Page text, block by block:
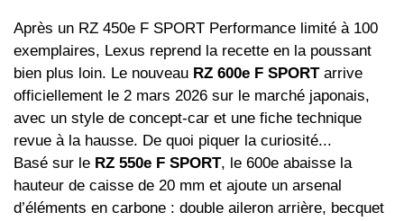
Après un RZ 450e F SPORT Performance limité à 100
exemplaires, Lexus reprend la recette en la poussant
bien plus loin. Le nouveau RZ 600e F SPORTarrive
officiellement le 2 mars 2026 sur le marché japonais,
avec un style de concept-car et une fiche technique
revue à la hausse. De quoi piquer la curiosité...
Basé sur le RZ 550e F SPORT, le 600e abaisse la
hauteur de caisse de 20 mm et ajoute un arsenal
d’éléments en carbone : double aileron arrière, becquet